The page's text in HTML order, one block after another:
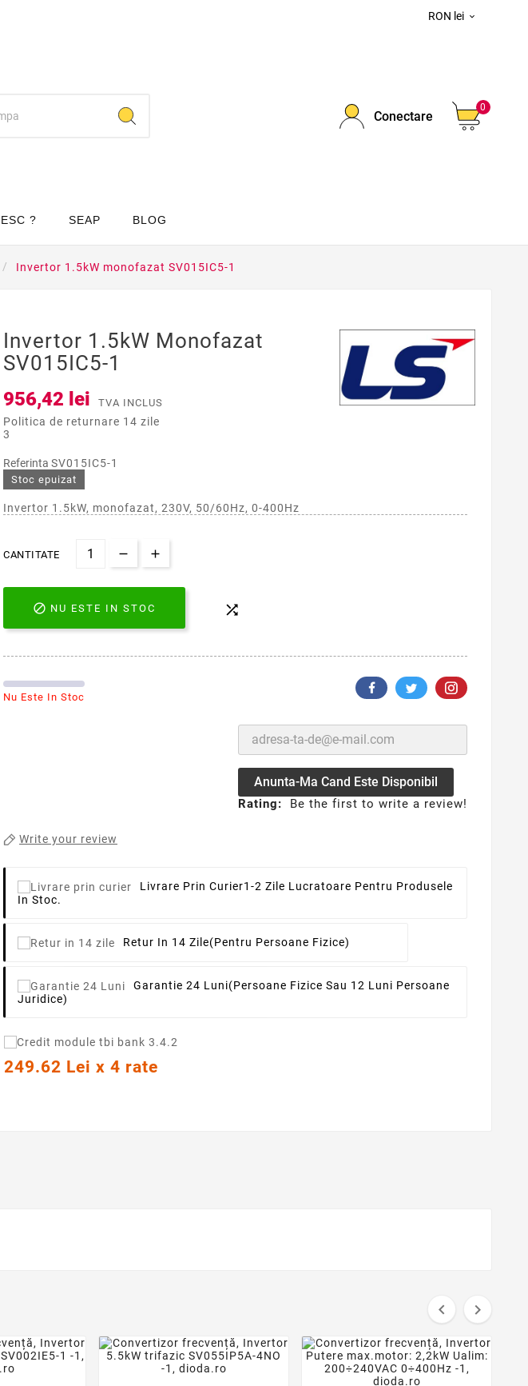
RON lei 
Conectare
0
? SEAP BLOG
Invertor 1.5kW monofazat SV015IC5-1
Invertor 1.5kW Monofazat
SV015IC5-1
956,42 lei TVA INCLUS
Politica de returnare 14 zile
3
Referinta SV015IC5-1
Stoc epuizat
Invertor 1.5kW, monofazat, 230V, 50/60Hz, 0-400Hz
CANTITATE
 NU ESTE IN STOC 
Nu Este In Stoc
Anunta-Ma Cand Este Disponibil
Rating: Be the first to write a review!
Write your review
Livrare Prin Curier1-2 Zile Lucratoare Pentru Produsele
In Stoc.
Retur In 14 Zile(pentru Persoane Fizice)
Garantie 24 Luni(persoane Fizice Sau 12 Luni Persoane
Juridice)
249.62 Lei x 4 rate
 